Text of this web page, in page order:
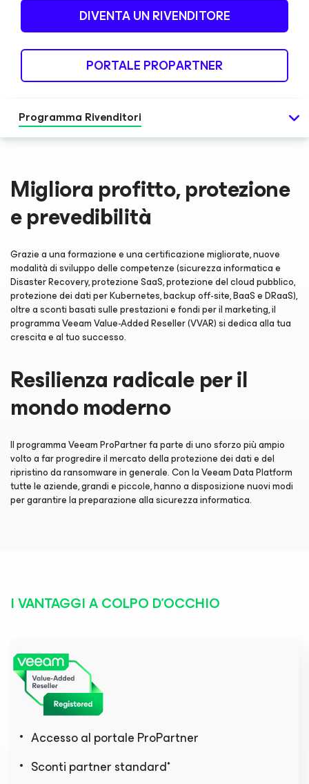
DIVENTA UN RIVENDITORE
PORTALE PROPARTNER
Programma Rivenditori
Migliora profitto, protezione
e prevedibilità
Grazie a una formazione e una certificazione migliorate, nuove
modalità di sviluppo delle competenze (sicurezza informatica e
Disaster Recovery, protezione SaaS, protezione del cloud pubblico,
protezione dei dati per Kubernetes, backup off-site, BaaS e DRaaS),
oltre a sconti basati sulle prestazioni e fondi per il marketing, il
programma Veeam Value-Added Reseller (VVAR) si dedica alla tua
crescita e al tuo successo.
Resilienza radicale per il
mondo moderno
Il programma Veeam ProPartner fa parte di uno sforzo più ampio
volto a far progredire il mercato della protezione dei dati e del
ripristino da ransomware in generale. Con la Veeam Data Platform
tutte le aziende, grandi e piccole, hanno a disposizione nuovi modi
per garantire la preparazione alla sicurezza informatica.
I VANTAGGI A COLPO D'OCCHIO
Accesso al portale ProPartner
Sconti partner standard*